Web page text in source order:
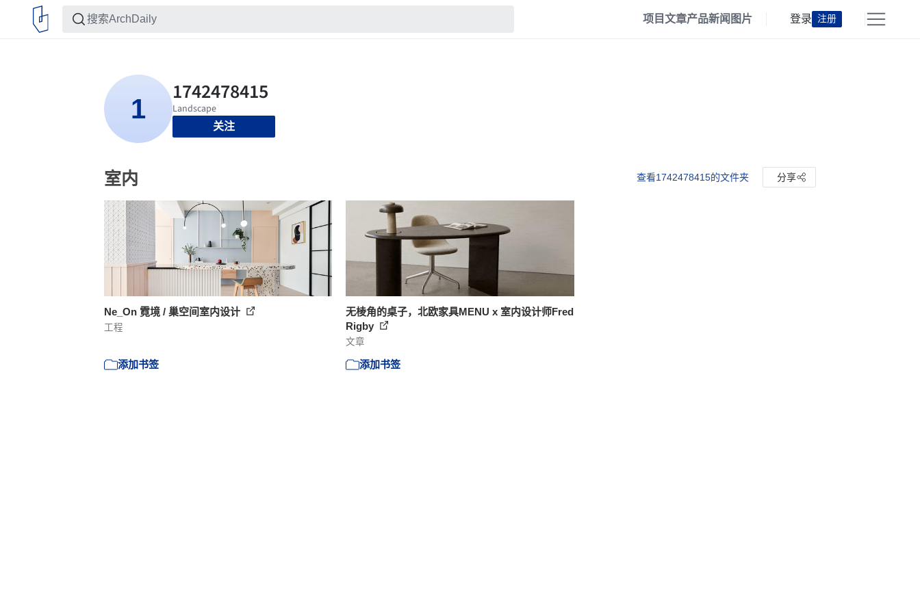
项目文章产品新闻 图片 登录 注册
关注
室内 查看1742478415的文件夹 分享
Ne_On 霓境 / 巢空间室内设计
工程
添加书签
无棱角的桌子，北欧家具MENU x 室内设计师Fred
Rigby
文章
添加书签